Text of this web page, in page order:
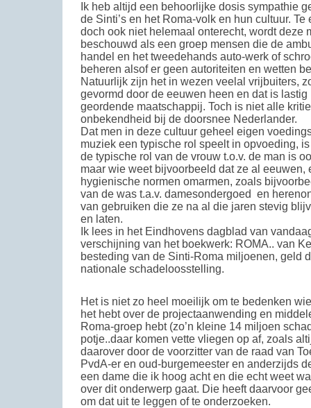
Ik heb altijd een behoorlijke dosis sympathie
de Sinti’s en het Roma-volk en hun cultuur. Te
doch ook niet helemaal onterecht, wordt deze
beschouwd als een groep mensen die de
handel en het tweedehands auto-werk of
beheren alsof er geen autoriteiten en wetten
Natuurlijk zijn het in wezen veelal vrijbuiters,
gevormd door de eeuwen heen en dat is lastig
geordende maatschappij. Toch is niet alle
onbekendheid bij de doorsnee Nederlander.
Dat men in deze cultuur geheel eigen
muziek een typische rol speelt in opvoeding,
de typische rol van de vrouw t.o.v. de man is
maar wie weet bijvoorbeeld dat ze al eeuwen,
hygienische normen omarmen, zoals
van de was t.a.v. damesondergoed en
van gebruiken die ze na al die jaren stevig
en laten.
Ik lees in het Eindhovens dagblad van
verschijning van het boekwerk: ROMA.. van
besteding van de Sinti-Roma miljoenen, geld
nationale schadeloosstelling.
Het is niet zo heel moeilijk om te bedenken
het hebt over de projectaanwending en
Roma-groep hebt (zo’n kleine 14 miljoen
potje..daar komen vette vliegen op af, zoals
daarover door de voorzitter van de raad van
PvdA-er en oud-burgemeester en anderzijds
een dame die ik hoog acht en die echt weet
over dit onderwerp gaat. Die heeft daarvoor
om dat uit te leggen of te onderzoeken.